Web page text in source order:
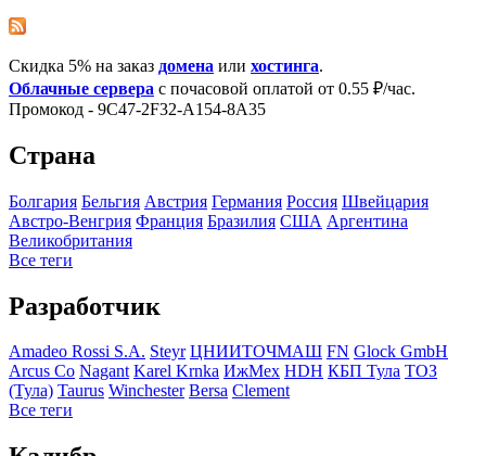
Скидка 5% на заказ домена или хостинга.
Облачные сервера с почасовой оплатой от 0.55 ₽/час.
Промокод - 9C47-2F32-A154-8A35
Страна
Болгария Бельгия Австрия Германия Росcия Швейцария
Австро-Венгрия Франция Бразилия США Аргентина
Великобритания
Все теги
Разработчик
Amadeo Rossi S.A. Steyr ЦНИИТОЧМАШ FN Glock GmbH
Arcus Co Nagant Karel Krnka ИжМех HDH КБП Тула ТОЗ
(Тула) Taurus Winchester Bersa Clement
Все теги